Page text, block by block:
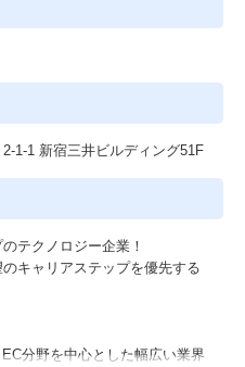
1-1 新宿三井ビルディング51F
テクノロジー企業！
キャリアステップを優先する
分野を中心とした幅広い業界